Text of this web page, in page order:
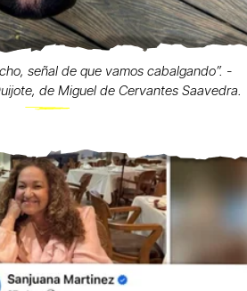
señal de que vamos cabalgando”. -
de Miguel de Cervantes Saavedra.